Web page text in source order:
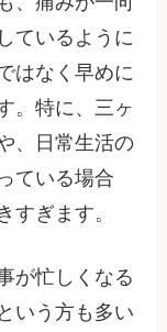
ているように
はなく早めに
。特に、三ヶ
、日常生活の
ている場合
すぎます。
が忙しくなる
いう方も多い